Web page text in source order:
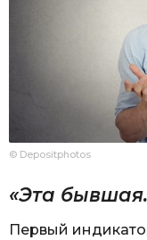
© Depositphotos
«Эта
Первый